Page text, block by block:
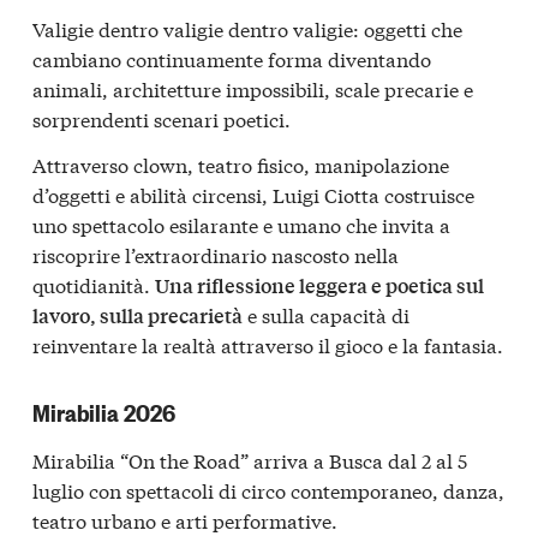
Valigie dentro valigie dentro valigie: oggetti che
cambiano continuamente forma diventando
animali, architetture impossibili, scale precarie e
sorprendenti scenari poetici.
Attraverso clown, teatro fisico, manipolazione
d’oggetti e abilità circensi, Luigi Ciotta costruisce
uno spettacolo esilarante e umano che invita a
riscoprire l’extraordinario nascosto nella
quotidianità. Una riflessione leggera e poetica sul
lavoro, sulla precarietà e sulla capacità di
reinventare la realtà attraverso il gioco e la fantasia.
Mirabilia 2026
Mirabilia “On the Road” arriva a Busca dal 2 al 5
luglio con spettacoli di circo contemporaneo, danza,
teatro urbano e arti performative.